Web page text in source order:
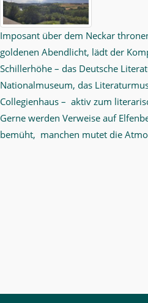
Imposant über dem Neckar
goldenen Abendlicht, lädt der
Schillerhöhe – das Deutsche
Nationalmuseum, das
Collegienhaus – aktiv zum
Gerne werden Verweise auf
bemüht, manchen mutet die